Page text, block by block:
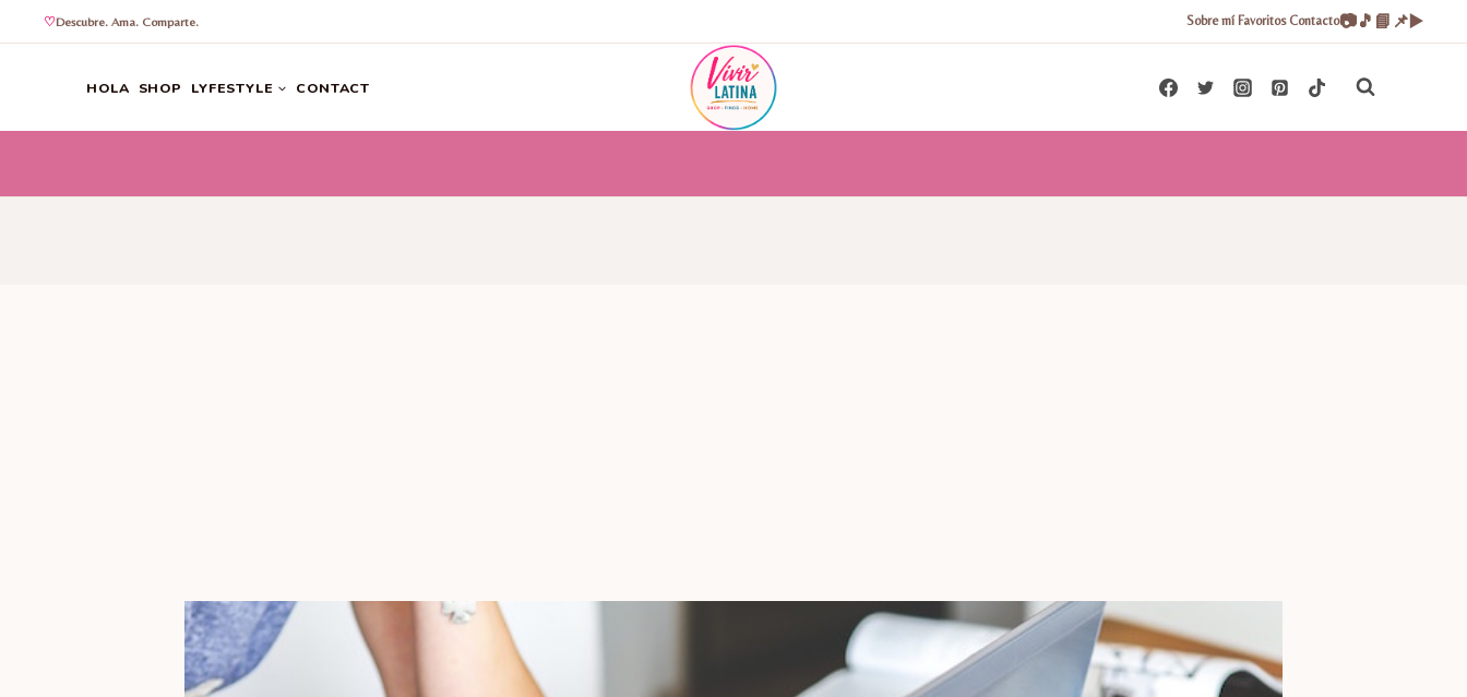
Descubre. Ama. Comparte. Sobre mí Favoritos Contacto📷🎵 📘 📌▶️
HOLA SHOP LYFESTYLE CONTACT